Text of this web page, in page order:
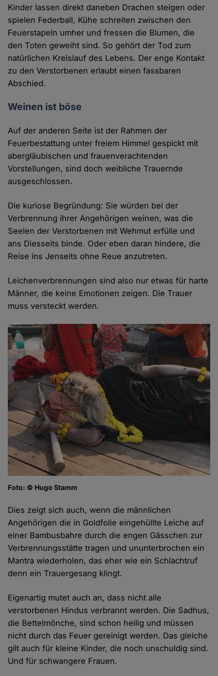
Kinder lassen direkt daneben Drachen steigen oder
spielen Federball, Kühe schreiten zwischen den
Feuerstapeln umher und fressen die Blumen, die
den Toten geweiht sind. So gehört der Tod zum
natürlichen Kreislauf des Lebens. Der enge Kontakt
zu den Verstorbenen erlaubt einen fassbaren
Abschied.
Weinen ist böse
Auf der anderen Seite ist der Rahmen der
Feuerbestattung unter freiem Himmel gespickt mit
abergläubischen und frauenverachtenden
Vorstellungen, sind doch weibliche Trauernde
ausgeschlossen.
Die kuriose Begründung: Sie würden bei der
Verbrennung ihrer Angehörigen weinen, was die
Seelen der Verstorbenen mit Wehmut erfülle und
ans Diesseits binde. Oder eben daran hindere, die
Reise ins Jenseits ohne Reue anzutreten.
Leichenverbrennungen sind also nur etwas für harte
Männer, die keine Emotionen zeigen. Die Trauer
muss versteckt werden.
Foto: © Hugo Stamm
Dies zeigt sich auch, wenn die männlichen
Angehörigen die in Goldfolie eingehüllte Leiche auf
einer Bambusbahre durch die engen Gässchen zur
Verbrennungsstätte tragen und ununterbrochen ein
Mantra wiederholen, das eher wie ein Schlachtruf
denn ein Trauergesang klingt.
Eigenartig mutet auch an, dass nicht alle
verstorbenen Hindus verbrannt werden. Die Sadhus,
die Bettelmönche, sind schon heilig und müssen
nicht durch das Feuer gereinigt werden. Das gleiche
gilt auch für kleine Kinder, die noch unschuldig sind.
Und für schwangere Frauen.